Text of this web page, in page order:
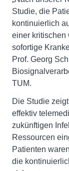
Studie, die
kontinuierlich
einer kritischen
sofortige
Prof. Georg
TUM.
Die Studie
effektiv
zukünftigen
Ressourcen
Patienten
die